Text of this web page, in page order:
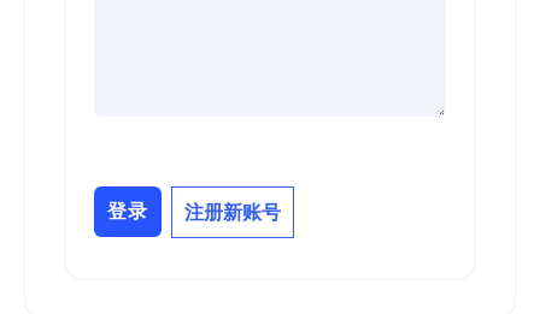
登录 注册新账号